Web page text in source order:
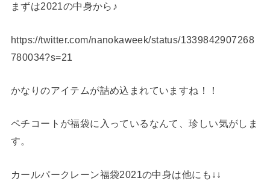
まずは2021の中身から♪
https://twitter.com/nanokaweek/status/1339842907268
780034?s=21
かなりのアイテムが詰め込まれていますね！！
ペチコートが福袋に入っているなんて、珍しい気がしま
す。
カールパークレーン福袋2021の中身は他にも↓↓